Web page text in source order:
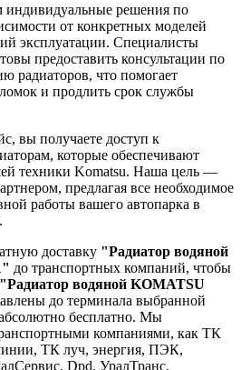
решения по
от конкретных моделей
эксплуатации. Специалисты
предоставить консультации по
радиаторов, что помогает
и продлить срок службы
вы получаете доступ к
которые обеспечивают
техники Komatsu. Наша цель —
предлагая все необходимое
работы вашего автопарка в
доставку "Радиатор водяной
до транспортных компаний, чтобы
"Радиатор водяной KOMATSU
до терминала выбранной
бесплатно. Мы
компаниями, как ТК
ТК луч, энергия, ПЭК,
Dpd, УралТранс.